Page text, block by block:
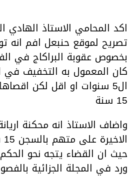
اكد المحامي الاستاذ
تصريح لموقع حنبعل افم انه
بخصوص عقوبة البراكاج في
كان المعمول به التخفيف في
ال5 سنوات او اقل لكن
15 سنة
واضاف الاستاذ انه محكنة
حيث ان القضاء يتجه نحو
ورد في المجلة الجزائية بالفصول 261 و ما